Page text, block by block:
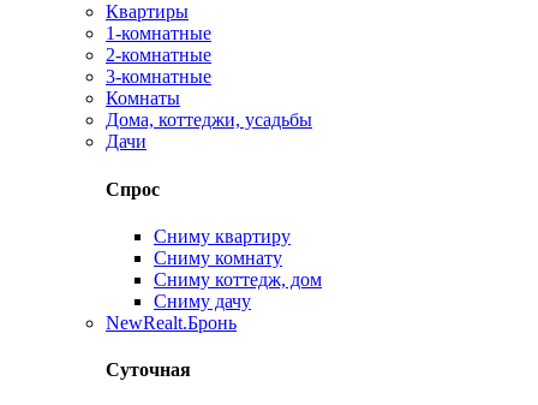
Квартиры
1-комнатные
2-комнатные
3-комнатные
Комнаты
Дома, коттеджи, усадьбы
Дачи
Спрос
Сниму квартиру
Сниму комнату
Сниму коттедж, дом
Сниму дачу
NewRealt.Бронь
Суточная